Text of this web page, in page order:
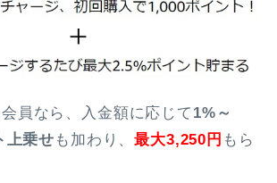
員なら、入金額に応じて 1%～
上乗せ も加わり、最大3,250円 もら